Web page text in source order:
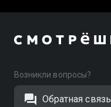
Возникли вопросы?
Обратная связь